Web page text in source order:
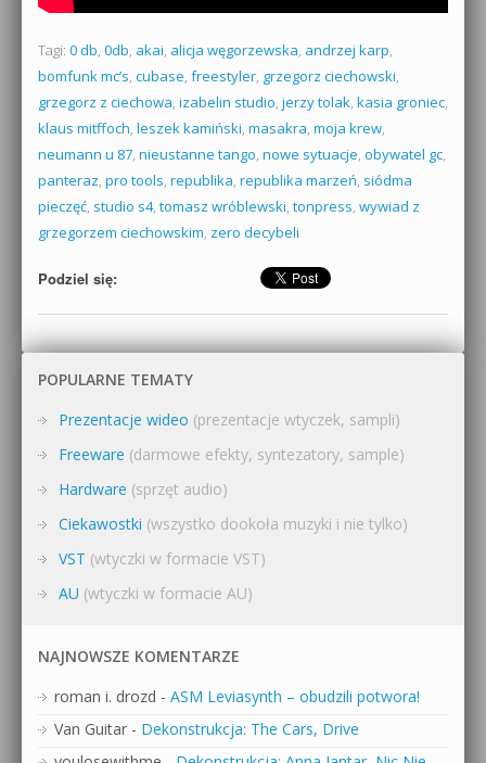
Tagi: 0 db, 0db, akai, alicja węgorzewska, andrzej karp,
bomfunk mc’s, cubase, freestyler, grzegorz ciechowski,
grzegorz z ciechowa, izabelin studio, jerzy tolak, kasia groniec,
klaus mitffoch, leszek kamiński, masakra, moja krew,
neumann u 87, nieustanne tango, nowe sytuacje, obywatel gc,
panteraz, pro tools, republika, republika marzeń, siódma
pieczęć, studio s4, tomasz wróblewski, tonpress, wywiad z
grzegorzem ciechowskim, zero decybeli
Podziel się:
POPULARNE TEMATY
Prezentacje wideo (prezentacje wtyczek, sampli)
Freeware (darmowe efekty, syntezatory, sample)
Hardware (sprzęt audio)
Ciekawostki (wszystko dookoła muzyki i nie tylko)
VST (wtyczki w formacie VST)
AU (wtyczki w formacie AU)
NAJNOWSZE KOMENTARZE
roman i. drozd - ASM Leviasynth – obudzili potwora!
Van Guitar - Dekonstrukcja: The Cars, Drive